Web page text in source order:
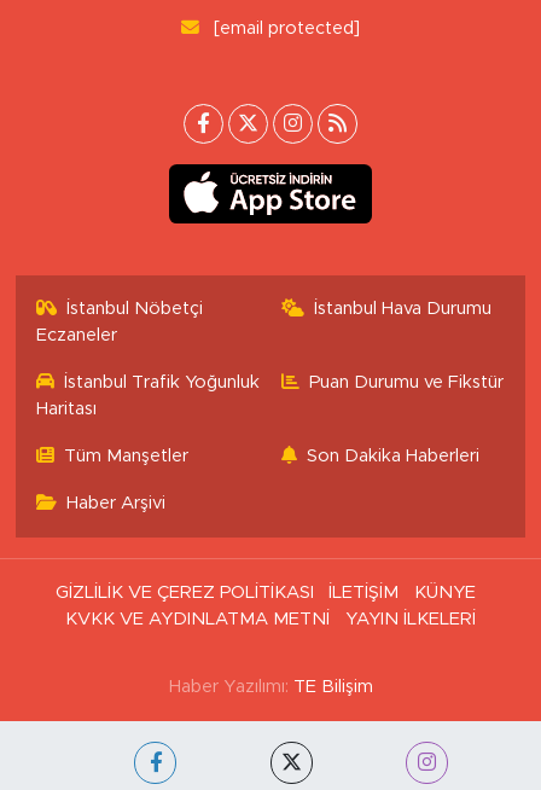
[email protected]
İstanbul Nöbetçi
Eczaneler
İstanbul Hava Durumu
İstanbul Trafik Yoğunluk
Haritası
Puan Durumu ve Fikstür
Tüm Manşetler Son Dakika Haberleri
Haber Arşivi
GİZLİLİK VE ÇEREZ POLİTİKASI İLETİŞİM
KÜNYE
KVKK VE AYDINLATMA METNİ
YAYIN İLKELERİ
Haber Yazılımı: TE Bilişim